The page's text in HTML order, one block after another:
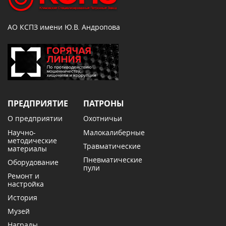
АО КСПЗ имени Ю.В. Андропова
ПРЕДПРИЯТИЕ
О предприятии
Научно-
методические
материалы
Оборудование
Ремонт и
настройка
История
Музей
ПАТРОНЫ
Охотничьи
Малокалиберные
Травматические
Пневматические
пули